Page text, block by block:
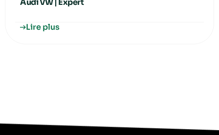
Audi VW | Expert
Lire plus